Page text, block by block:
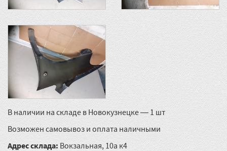
В наличии на складе в Новокузнецке — 1 шт
Возможен самовывоз и оплата наличными
Адрес склада: Вокзальная, 10а к4